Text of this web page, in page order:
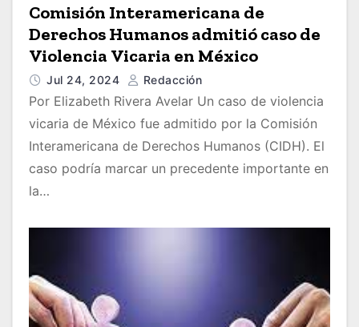
Comisión Interamericana de
Derechos Humanos admitió caso de
Violencia Vicaria en México
Jul 24, 2024 Redacción
Por Elizabeth Rivera Avelar Un caso de violencia
vicaria de México fue admitido por la Comisión
Interamericana de Derechos Humanos (CIDH). El
caso podría marcar un precedente importante en
la…